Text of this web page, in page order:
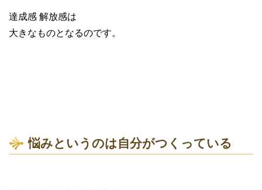
達成感 解放感は
大きなものとなるのです。
悩みというのは自分がつくっている